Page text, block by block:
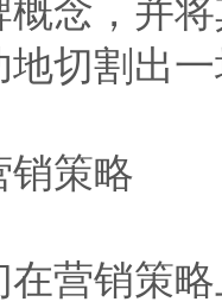
念，并
切割出
策略
销策略